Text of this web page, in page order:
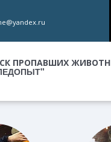
ПРОПАВШИХ